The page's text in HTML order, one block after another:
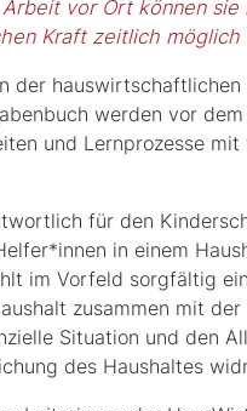
vor Ort können
Kraft zeitlich möglich
der
werden vor
und Lernprozesse
für den
in einem
im Vorfeld sorgfältig
zusammen mit
Situation und den
des Haushaltes